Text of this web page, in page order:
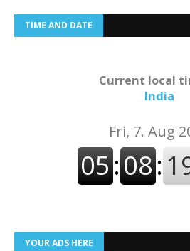
TIME AND DATE
Current local
India
YOUR ADS HERE